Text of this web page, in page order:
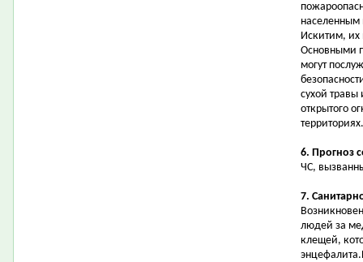
населенным
Искитим, их
Основными
могут
сухой
открытого
территориях.
6. Прогноз
ЧС,
7.
людей за
клещей,